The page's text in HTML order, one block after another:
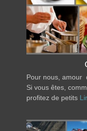
Pour nous, amour
Si vous êtes,
profitez de petits